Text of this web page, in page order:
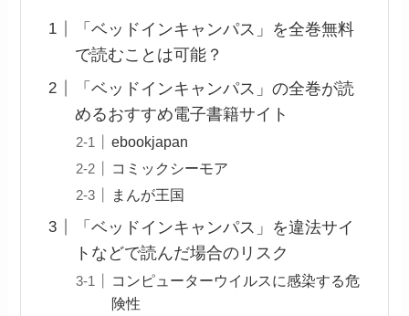
「ベッドインキャンパス」を全巻無料
で読むことは可能？
「ベッドインキャンパス」の全巻が読
めるおすすめ電子書籍サイト
ebookjapan
コミックシーモア
まんが王国
「ベッドインキャンパス」を違法サイ
トなどで読んだ場合のリスク
コンピューターウイルスに感染する危
険性